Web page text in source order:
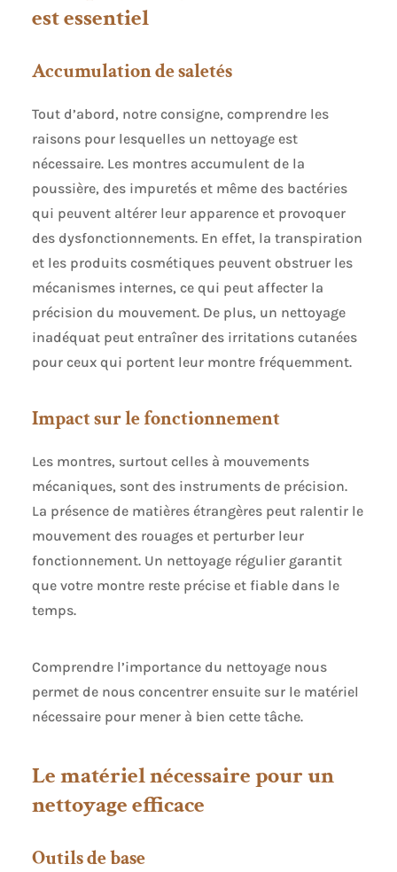
est essentiel
Accumulation de saletés
Tout d’abord, notre consigne, comprendre les
raisons pour lesquelles un nettoyage est
nécessaire. Les montres accumulent de la
poussière, des impuretés et même des bactéries
qui peuvent altérer leur apparence et provoquer
des dysfonctionnements. En effet, la transpiration
et les produits cosmétiques peuvent obstruer les
mécanismes internes, ce qui peut affecter la
précision du mouvement. De plus, un nettoyage
inadéquat peut entraîner des irritations cutanées
pour ceux qui portent leur montre fréquemment.
Impact sur le fonctionnement
Les montres, surtout celles à mouvements
mécaniques, sont des instruments de précision.
La présence de matières étrangères peut ralentir le
mouvement des rouages et perturber leur
fonctionnement. Un nettoyage régulier garantit
que votre montre reste précise et fiable dans le
temps.
Comprendre l’importance du nettoyage nous
permet de nous concentrer ensuite sur le matériel
nécessaire pour mener à bien cette tâche.
Le matériel nécessaire pour un
nettoyage efficace
Outils de base